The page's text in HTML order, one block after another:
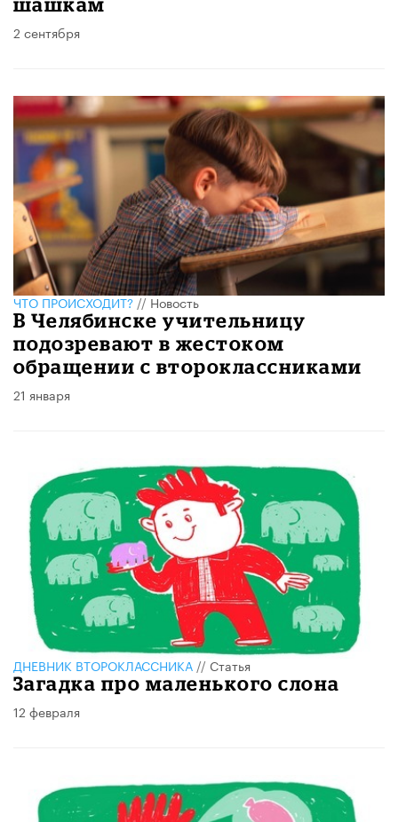
2 сентября
ЧТО ПРОИСХОДИТ?//Новость
В Челябинске учительницу
подозревают в жестоком
обращении с второклассниками
21 января
ДНЕВНИК ВТОРОКЛАССНИКА // Статья
Загадка про маленького слона
12 февраля